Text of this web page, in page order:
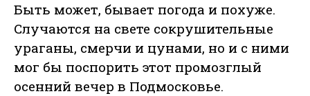
Быть может, бывает погода и похуже.
Случаются на свете сокрушительные
ураганы, смерчи и цунами, но и с ними
мог бы поспорить этот промозглый
осенний вечер в Подмосковье.